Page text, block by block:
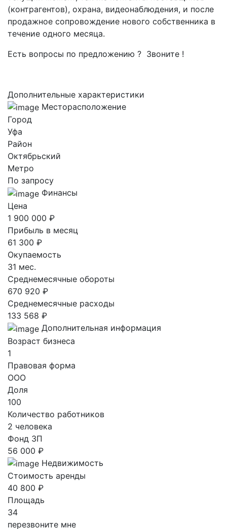
(контрагентов), охрана, видеонаблюдения, и после
продажное сопровождение нового собственника в
течение одного месяца.
Есть вопросы по предложению ? Звоните !
Дополнительные характеристики
Месторасположение
Город
Уфа
Район
Октябрьский
Метро
По запросу
Финансы
Цена
1 900 000 ₽
Прибыль в месяц
61 300 ₽
Окупаемость
31 мес.
Среднемесячные обороты
670 920 ₽
Среднемесячные расходы
133 568 ₽
Дополнительная информация
Возраст бизнеса
1
Правовая форма
ООО
Доля
100
Количество работников
2 человека
Фонд ЗП
56 000 ₽
Недвижимость
Стоимость аренды
40 800 ₽
Площадь
34
перезвоните мне